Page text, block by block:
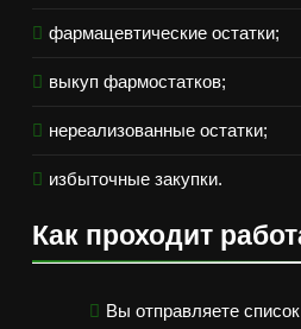
фармацевтические остатки;
выкуп фармостатков;
нереализованные остатки;
избыточные закупки.
Как проходит
Вы отправляете